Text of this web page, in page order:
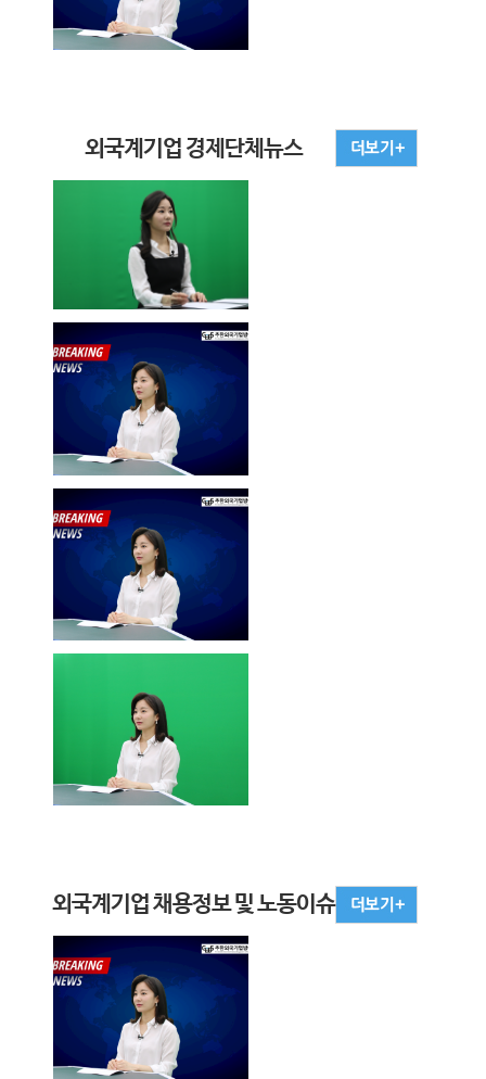
외국계기업 경제단체뉴스
외국계기업 채용정보 및 노동이슈